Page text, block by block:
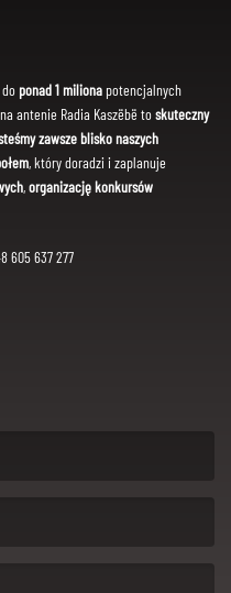
ponad 1 miliona potencjalnych
antenie Radia Kaszëbë toskuteczny
zawsze blisko naszych
, który doradzi i zaplanuje
,organizację konkursów
605 637 277